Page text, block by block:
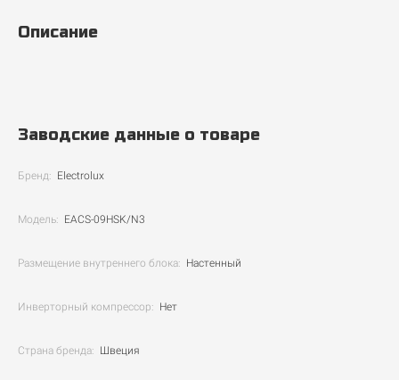
Описание
Заводские данные о товаре
Бренд: Electrolux
Модель: EACS-09HSK/N3
Размещение внутреннего блока: Настенный
Инверторный компрессор: Нет
Страна бренда: Швеция